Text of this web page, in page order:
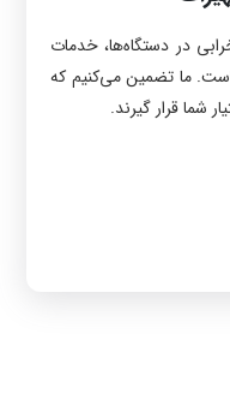
در دستگاه‌ها، خدمات
ما تضمین می‌کنیم که
شما قرار گیرند.